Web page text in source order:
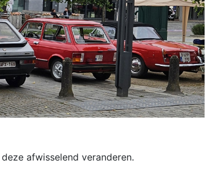
afwisselend veranderen.